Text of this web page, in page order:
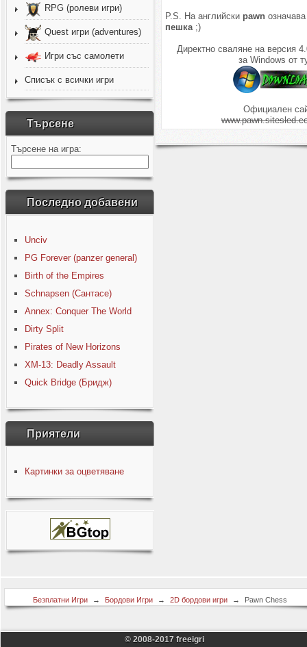
RPG (ролеви игри)
Quest игри (adventures)
Игри със самолети
Списък с всички игри
Търсене
Търсене на игра:
Последно добавени
Unciv
PG Forever (panzer general)
Birth of the Empires
Schnapsen (Сантасе)
Annex: Conquer The World
Dirty Split
Pirates of New Horizons
XM-13: Deadly Assault
Quick Bridge (Бридж)
Приятели
Картинки за оцветяване
P.S. На английски pawnозначава
пешка ;)
Директно сваляне на версия
за Windows от
Официален
Безплатни Игри → Бордови Игри → 2D бордови игри → Pawn Chess
© 2008-2017 freeigri